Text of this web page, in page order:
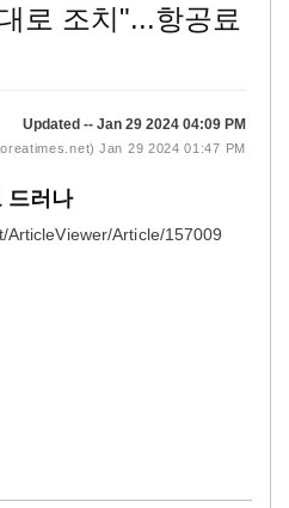
로 조치"...항공료
Updated -- Jan 29 2024 04:09 PM
Jan 29 2024 01:47 PM
드러나
Article/157009